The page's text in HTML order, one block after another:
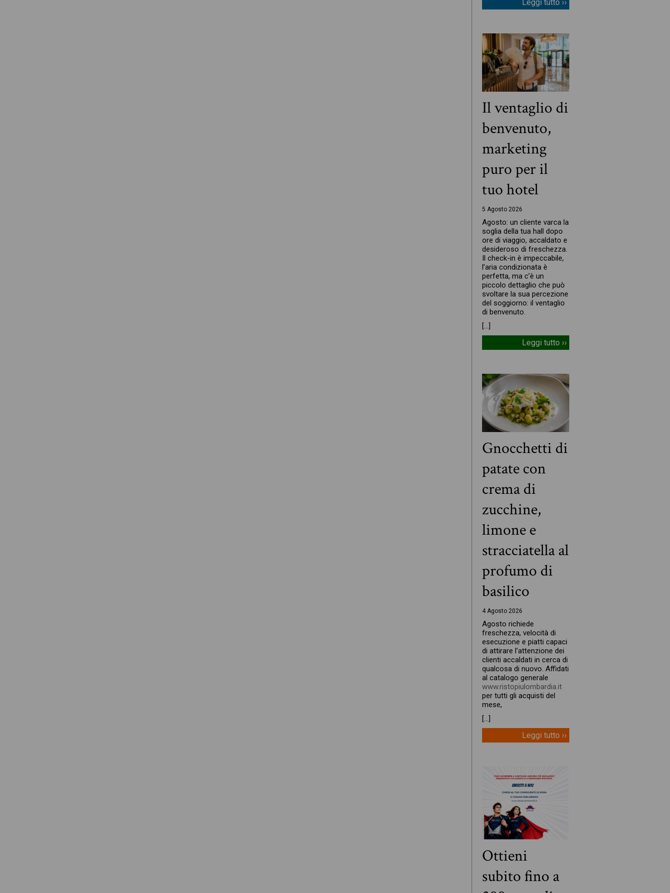
Leggi tutto ››
Il ventaglio di
benvenuto,
marketing
puro per il
tuo hotel
5 Agosto 2026
Agosto: un cliente varca la
soglia della tua hall dopo
ore di viaggio, accaldato e
desideroso di freschezza.
Il check-in è impeccabile,
l’aria condizionata è
perfetta, ma c’è un
piccolo dettaglio che può
svoltare la sua percezione
del soggiorno: il ventaglio
di benvenuto.
[…]
Leggi tutto ››
Gnocchetti di
patate con
crema di
zucchine,
limone e
stracciatella al
profumo di
basilico
4 Agosto 2026
Agosto richiede
freschezza, velocità di
esecuzione e piatti capaci
di attirare l’attenzione dei
clienti accaldati in cerca di
qualcosa di nuovo. Affidati
al catalogo generale
www.ristopiulombardia.it
per tutti gli acquisti del
mese,
[…]
Leggi tutto ››
Ottieni
subito fino a